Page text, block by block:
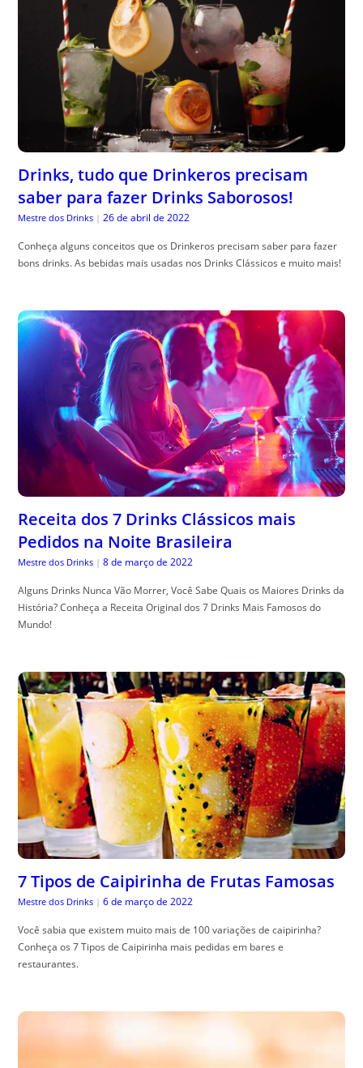
Drinks, tudo que Drinkeros precisam
saber para fazer Drinks Saborosos!
Mestre dos Drinks | 26 de abril de 2022
Conheça alguns conceitos que os Drinkeros precisam saber para fazer
bons drinks. As bebidas mais usadas nos Drinks Clássicos e muito mais!
Receita dos 7 Drinks Clássicos mais
Pedidos na Noite Brasileira
Mestre dos Drinks | 8 de março de 2022
Alguns Drinks Nunca Vão Morrer, Você Sabe Quais os Maiores Drinks da
História? Conheça a Receita Original dos 7 Drinks Mais Famosos do
Mundo!
7 Tipos de Caipirinha de Frutas Famosas
Mestre dos Drinks | 6 de março de 2022
Você sabia que existem muito mais de 100 variações de caipirinha?
Conheça os 7 Tipos de Caipirinha mais pedidas em bares e
restaurantes.